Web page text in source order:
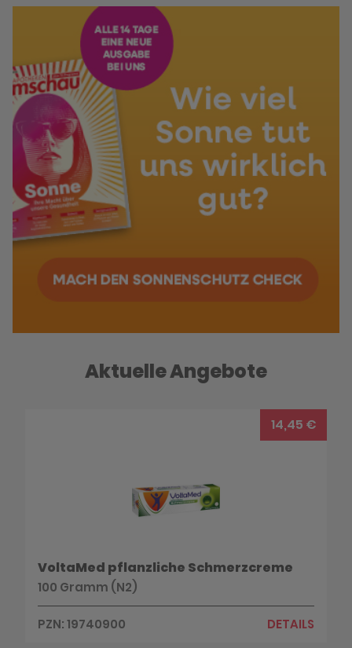
Aktuelle Angebote
14,45 €
VoltaMed pflanzliche Schmerzcreme
100 Gramm (N2)
PZN: 19740900 DETAILS